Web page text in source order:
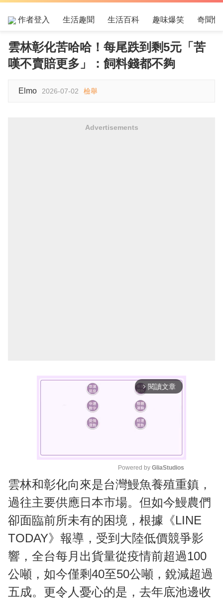
作者登入 生活趣聞 生活百科 趣味爆笑 奇聞怪
雲林彰化苦哈哈！每尾跌到剩5元「苦
嘆不賣賠更多」：飼料錢都不夠
Elmo 2026-07-02 檢舉
Advertisements
arrow_forward_ios 閱讀文章
M
u
t
e
Powered by GliaStudios
雲林和彰化向來是台灣鰻魚養殖重鎮，
過往主要供應日本市場。但如今鰻農們
卻面臨前所未有的困境，根據《LINE
TODAY》報導，受到大陸低價競爭影
響，全台每月出貨量從疫情前超過100
公噸，如今僅剩40至50公噸，銳減超過
五成。更令人憂心的是，去年底池邊收